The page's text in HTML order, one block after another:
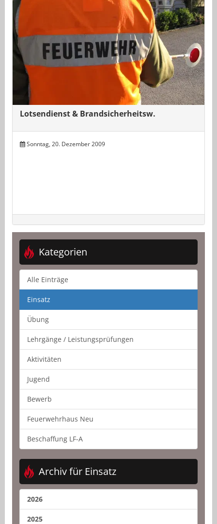
Lotsendienst & Brandsicherheitsw.
Sonntag, 20. Dezember 2009
Kategorien
Alle Einträge
Einsatz
Übung
Lehrgänge / Leistungsprüfungen
Aktivitäten
Jugend
Bewerb
Feuerwehrhaus Neu
Beschaffung LF-A
Archiv für Einsatz
2026
2025